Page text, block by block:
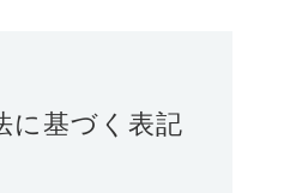
に基づく表記